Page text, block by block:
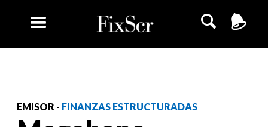
EMISOR - FINANZAS ESTRUCTURADAS